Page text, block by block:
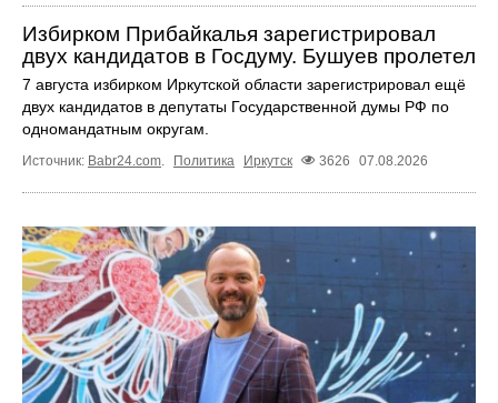
Избирком Прибайкалья зарегистрировал
двух кандидатов в Госдуму. Бушуев пролетел
7 августа избирком Иркутской области зарегистрировал ещё
двух кандидатов в депутаты Государственной думы РФ по
одномандатным округам.
Источник: Babr24.com. Политика Иркутск 3626 07.08.2026